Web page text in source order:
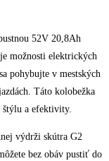
52V 20,8Ah
možnosti elektrických
pohybujte v mestských
Táto kolobežka
štýlu a efektivity.
výdrži skútra G2
bez obáv pustiť do